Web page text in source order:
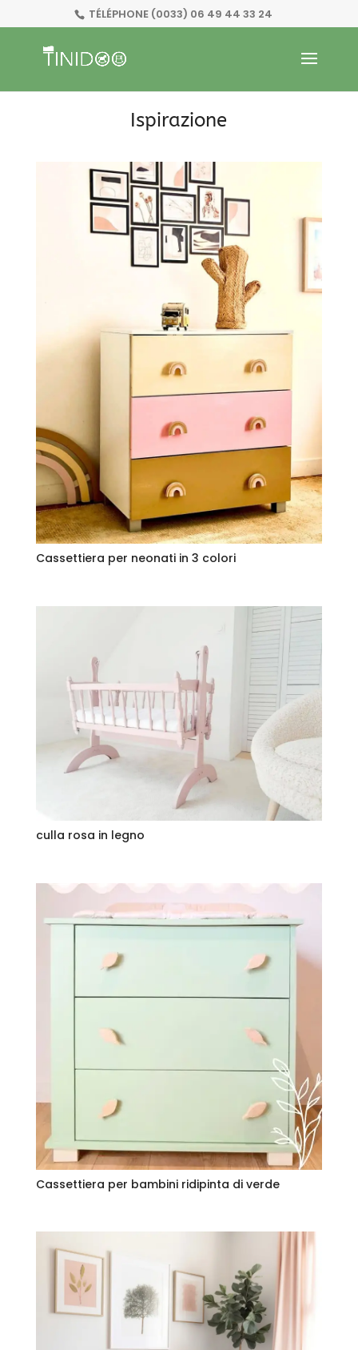
TÉLÉPHONE (0033) 06 49 44 33 24
Ispirazione
Cassettiera per neonati in 3 colori
culla rosa in legno
Cassettiera per bambini ridipinta di verde